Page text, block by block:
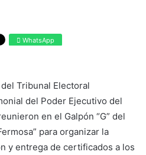
WhatsApp
Tribunal Electoral
del Poder Ejecutivo del
en el Galpón “G” del
para organizar la
y entrega de certificados a los